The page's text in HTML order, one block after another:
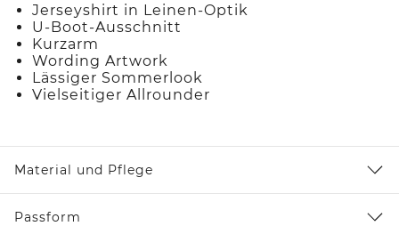
Jerseyshirt in Leinen-Optik
U-Boot-Ausschnitt
Kurzarm
Wording Artwork
Lässiger Sommerlook
Vielseitiger Allrounder
Material und Pflege
Passform